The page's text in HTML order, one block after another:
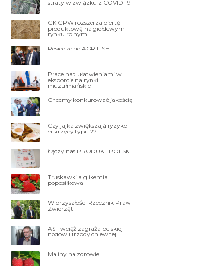
straty w związku z COVID-19
GK GPW rozszerza ofertę
produktową na giełdowym
rynku rolnym
Posiedzenie AGRIFISH
Prace nad ułatwieniami w
eksporcie na rynki
muzułmańskie
Chcemy konkurować jakością
Czy jajka zwiększają ryzyko
cukrzycy typu 2?
Łączy nas PRODUKT POLSKI
Truskawki a glikemia
poposiłkowa
W przyszłości Rzecznik Praw
Zwierząt
ASF wciąż zagraża polskiej
hodowli trzody chlewnej
Maliny na zdrowie